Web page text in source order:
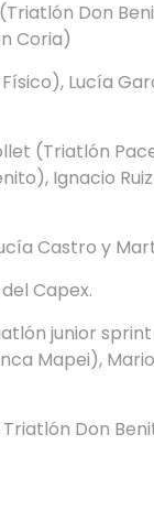
Don
Coria)
Lucía
(Triatlón
Ignacio
Castro y
Capex.
junior
Mapei),
Don